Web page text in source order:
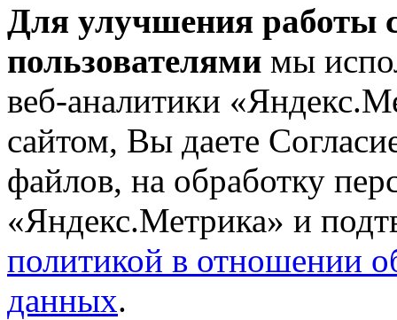
Для улучшения работы
пользователями мы
веб-аналитики
сайтом, Вы даете
файлов, на обработку
«Яндекс.Метрика» и
политикой в отношении
данных.